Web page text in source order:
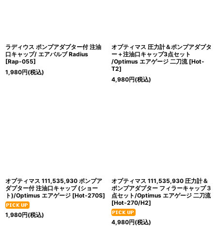
ラディウス ポンプアダプター付 注油
口キャップ/ エアバルブ Radius
[Rap-055]
1,980円(税込)
オプティマス 圧力計＆ポンプアダプタ
ー＋注油口キャップ3点セット
/Optimus エアゲージ 二刀流 [Hot-
T2]
4,980円(税込)
オプティマス 111,535,930 ポンプア
ダプター付 注油口キャップ (ショー
ト)/Optimus エアゲージ [Hot-270S]
1,980円(税込)
オプティマス 111,535,930 圧力計＆
ポンプアダプター フィラーキャップ３
点セット/Optimus エアゲージ 二刀流
[Hot-270/H2]
4,980円(税込)